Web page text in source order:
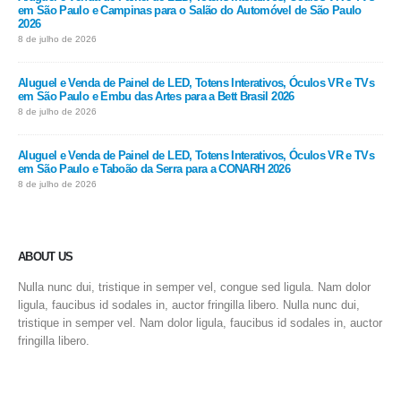
em São Paulo e Campinas para o Salão do Automóvel de São Paulo
2026
8 de julho de 2026
Aluguel e Venda de Painel de LED, Totens Interativos, Óculos VR e TVs
em São Paulo e Embu das Artes para a Bett Brasil 2026
8 de julho de 2026
Aluguel e Venda de Painel de LED, Totens Interativos, Óculos VR e TVs
em São Paulo e Taboão da Serra para a CONARH 2026
8 de julho de 2026
ABOUT US
Nulla nunc dui, tristique in semper vel, congue sed ligula. Nam dolor
ligula, faucibus id sodales in, auctor fringilla libero. Nulla nunc dui,
tristique in semper vel. Nam dolor ligula, faucibus id sodales in, auctor
fringilla libero.